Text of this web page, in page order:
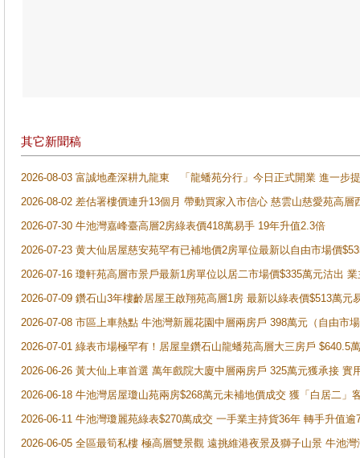
其它新聞稿
2026-08-03 富誠地產深耕九龍東 「龍蟠苑分行」今日正式開業 進一步
2026-08-02 差估署樓價連升13個月 帶動買家入市信心 慈雲山慈愛苑高層
2026-07-30 牛池灣嘉峰臺高層2房綠表價418萬易手 19年升值2.3倍
2026-07-23 黄大仙居屋慈安苑罕有已補地價2房單位最新以自由市場價
2026-07-16 瓊軒苑高層市景戶最新1房單位以居二市場價$335萬元沽出
2026-07-09 鑽石山3年樓齡居屋王啟翔苑高層1房 最新以綠表價$513萬元
2026-07-08 市區上車熱點 牛池灣新麗花園中層兩房戶 398萬元（自由市
2026-07-01 綠表市場極罕有！居屋皇鑽石山龍蟠苑高層大三房戶
2026-06-26 黃大仙上車首選 萬年戲院大廈中層兩房戶 325萬元獲承接 實
2026-06-18 牛池灣居屋瓊山苑兩房$268萬元未補地價成交 獲「白居二」
2026-06-11 牛池灣瓊麗苑綠表$270萬成交 一手業主持貨36年 轉手升值逾
2026-06-05 全區最筍私樓 極高層雙景觀 遠挑維港夜景及獅子山景 牛池